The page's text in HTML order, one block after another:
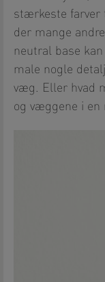
stærkeste farver
der mange
neutral base
male nogle
væg. Eller hvad
og væggene i en